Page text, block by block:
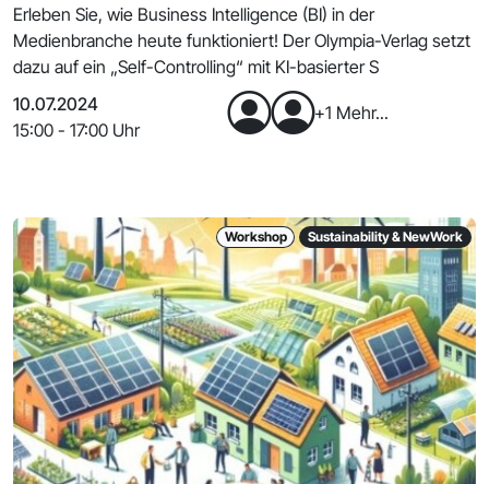
Erleben Sie, wie Business Intelligence (BI) in der
Medienbranche heute funktioniert! Der Olympia-Verlag setzt
dazu auf ein „Self-Controlling“ mit KI-basierter S
10.07.2024
15:00 - 17:00 Uhr
+1 Mehr...
Workshop Sustainability & NewWork